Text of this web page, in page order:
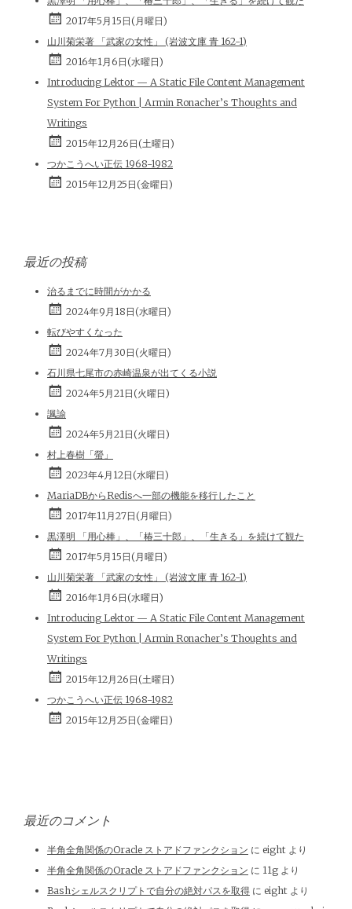
2017年5月15日(月曜日)
山川菊栄著 「武家の女性」 (岩波文庫 青 162-1)
2016年1月6日(水曜日)
Introducing Lektor — A Static File Content Management
System For Python | Armin Ronacher’s Thoughts and
Writings
2015年12月26日(土曜日)
つかこうへい正伝 1968-1982
2015年12月25日(金曜日)
最近の投稿
治るまでに時間がかかる
2024年9月18日(水曜日)
転びやすくなった
2024年7月30日(火曜日)
石川県七尾市の赤崎温泉が出てくる小説
2024年5月21日(火曜日)
諷諭
2024年5月21日(火曜日)
村上春樹「螢」
2023年4月12日(水曜日)
MariaDBからRedisへ一部の機能を移行したこと
2017年11月27日(月曜日)
黒澤明 「用心棒」、「椿三十郎」、「生きる」を続けて観た
2017年5月15日(月曜日)
山川菊栄著 「武家の女性」 (岩波文庫 青 162-1)
2016年1月6日(水曜日)
Introducing Lektor — A Static File Content Management
System For Python | Armin Ronacher’s Thoughts and
Writings
2015年12月26日(土曜日)
つかこうへい正伝 1968-1982
2015年12月25日(金曜日)
最近のコメント
半角全角関係のOracle ストアドファンクション に eight より
半角全角関係のOracle ストアドファンクション に 11g より
Bashシェルスクリプトで自分の絶対パスを取得 に eight より